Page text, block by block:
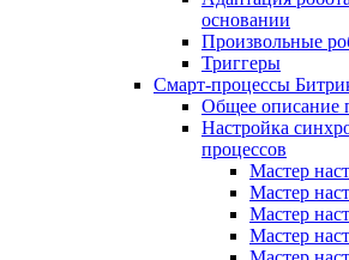
основании
Произвольные
Триггеры
Смарт-процессы
Общее описание
Настройка
процессов
Мастер
Мастер
Мастер
Мастер